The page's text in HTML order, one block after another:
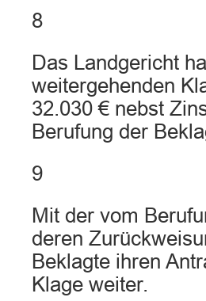
8
Das Landgericht
weitergehenden
32.030 € nebst
Berufung der
9
Mit der vom
deren
Beklagte ihren
Klage weiter.